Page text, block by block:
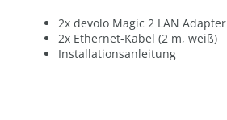
2x devolo Magic 2 LAN Adapter
2x Ethernet-Kabel (2 m, weiß)
Installationsanleitung